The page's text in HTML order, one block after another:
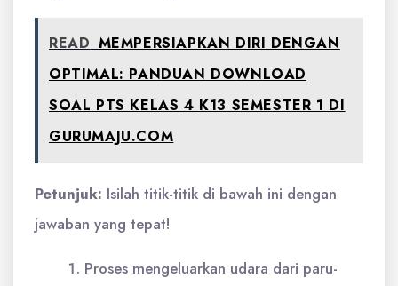
READ MEMPERSIAPKAN DIRI DENGAN
OPTIMAL: PANDUAN DOWNLOAD
SOAL PTS KELAS 4 K13 SEMESTER 1 DI
GURUMAJU.COM
Petunjuk: Isilah titik-titik di bawah ini dengan
jawaban yang tepat!
Proses mengeluarkan udara dari paru-